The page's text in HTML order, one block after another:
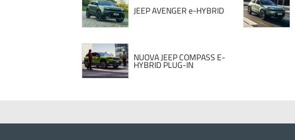
JEEP AVENGER e-HYBRID
NUOVA JEEP COMPASS E-
HYBRID PLUG-IN